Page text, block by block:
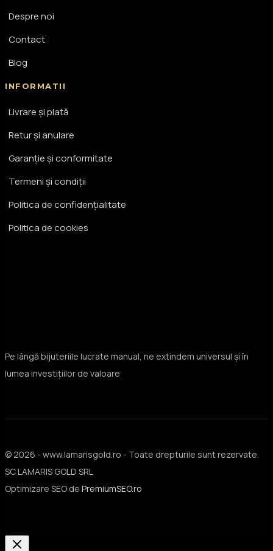
Despre noi
Contact
Blog
INFORMATII
Livrare și plată
Retur și anulare
Garanție și conformitate
Termeni și condiții
Politica de confidențialitate
Politica de cookies
Pe lângă bijuteriile lucrate manual, ne extindem universul și în
lumea investițiilor de valoare
© 2026 - www.lamarisgold.ro - Toate drepturile sunt rezervate.
SC LAMARIS GOLD SRL
Optimizare SEO de PremiumSEO.ro